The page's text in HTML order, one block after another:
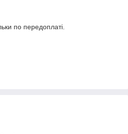
по передоплаті.